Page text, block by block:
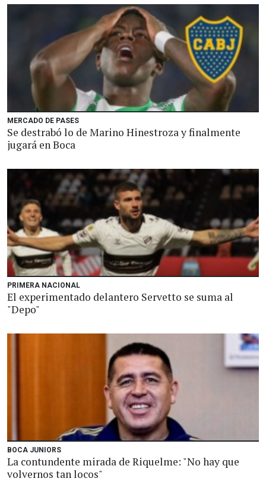
MERCADO DE PASES
Se destrabó lo de Marino Hinestroza y finalmente
jugará en Boca
PRIMERA NACIONAL
El experimentado delantero Servetto se suma al
"Depo"
BOCA JUNIORS
La contundente mirada de Riquelme: "No hay que
volvernos tan locos"